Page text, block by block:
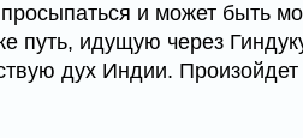
просыпаться и может быть
путь, идущую через
дух Индии.